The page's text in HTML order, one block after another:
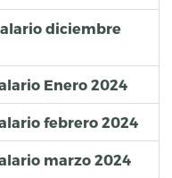
diciembre
Enero 2024
febrero 2024
marzo 2024